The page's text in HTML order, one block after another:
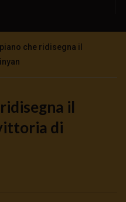
piano che ridisegna il
il
di